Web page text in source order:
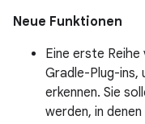
Neue Funktionen
Eine erste
Gradle-Plug-ins,
erkennen. Sie
werden, in denen